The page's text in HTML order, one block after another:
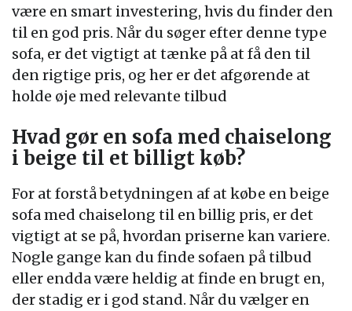
være en smart investering, hvis du finder den
til en god pris. Når du søger efter denne type
sofa, er det vigtigt at tænke på at få den til
den rigtige pris, og her er det afgørende at
holde øje med relevante tilbud
Hvad gør en sofa med chaiselong
i beige til et billigt køb?
For at forstå betydningen af at købe en beige
sofa med chaiselong til en billig pris, er det
vigtigt at se på, hvordan priserne kan variere.
Nogle gange kan du finde sofaen på tilbud
eller endda være heldig at finde en brugt en,
der stadig er i god stand. Når du vælger en